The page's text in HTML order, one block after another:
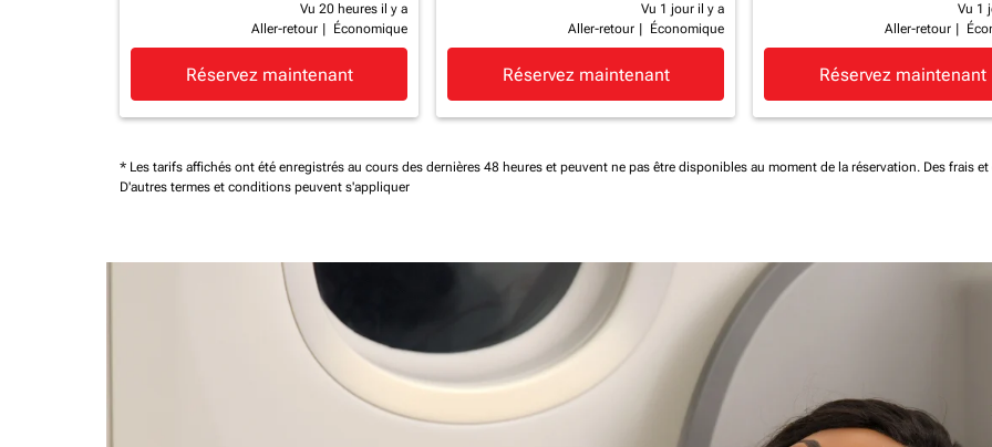
Vu 20 heures il y a
Aller-retour
Économique
Réservez maintenant
Vu 1 jour il y a
Aller-retour
Économique
Réservez maintenant
Vu 1
Aller-retour
Réservez maintenant
* Les tarifs affichés ont été enregistrés au cours des dernières 48 heures et peuvent ne pas être disponibles au moment de la réservation. Des frais
D'autres termes et conditions peuvent s'appliquer